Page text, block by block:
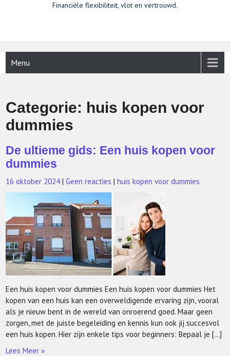
Financiële flexibiliteit, vlot en vertrouwd.
Menu
Categorie: huis kopen voor
dummies
De ultieme gids: Een huis kopen voor
dummies
16 oktober 2024 |Geen reacties |huis kopen voor dummies
Een huis kopen voor dummies Een huis kopen voor dummies Het
kopen van een huis kan een overweldigende ervaring zijn, vooral
als je nieuw bent in de wereld van onroerend goed. Maar geen
zorgen, met de juiste begeleiding en kennis kun ook jij succesvol
een huis kopen. Hier zijn enkele tips voor beginners: Bepaal je […]
Lees Meer »